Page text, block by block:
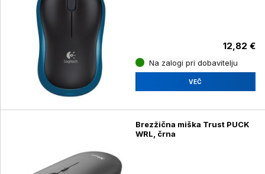
12,82 €
Na zalogi pri dobavitelju
VEČ
Brezžična miška Trust PUCK
WRL, črna